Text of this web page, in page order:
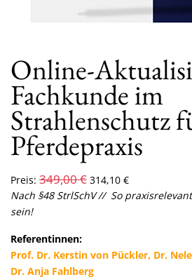
Online-
Fachkunde im
Strahlenschutz
Pferdepraxis
Preis: 349,00€ 314,10 €
Nach §48 StrlSchV// So
sein!
Referentinnen:
Prof. Dr. Kerstin von Pückler, Dr.
Dr. Anja Fahlberg